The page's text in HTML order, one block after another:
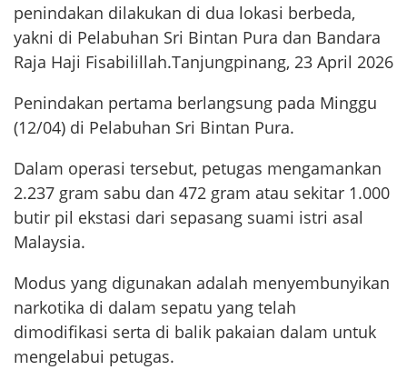
penindakan dilakukan di dua lokasi berbeda,
yakni di Pelabuhan Sri Bintan Pura dan Bandara
Raja Haji Fisabilillah.Tanjungpinang, 23 April 2026
Penindakan pertama berlangsung pada Minggu
(12/04) di Pelabuhan Sri Bintan Pura.
Dalam operasi tersebut, petugas mengamankan
2.237 gram sabu dan 472 gram atau sekitar 1.000
butir pil ekstasi dari sepasang suami istri asal
Malaysia.
Modus yang digunakan adalah menyembunyikan
narkotika di dalam sepatu yang telah
dimodifikasi serta di balik pakaian dalam untuk
mengelabui petugas.